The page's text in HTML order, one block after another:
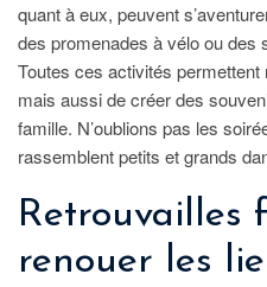
quant à eux, peuvent
des promenades à vélo ou des
Toutes ces activités
mais aussi de créer des
famille. N’oublions pas les
rassemblent petits et grands
Retrouvailles
renouer les